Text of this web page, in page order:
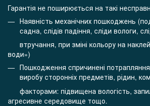
Гарантія не поширюється на такі
Наявність механічних пошкоджень
садна, слідів падіння, сліди вологи,
втручання, при зміні кольору на
води»)
Пошкодження спричинені
виробу сторонніх предметів, рідин,
факторами: підвищена вологість,
агресивне середовище тощо.